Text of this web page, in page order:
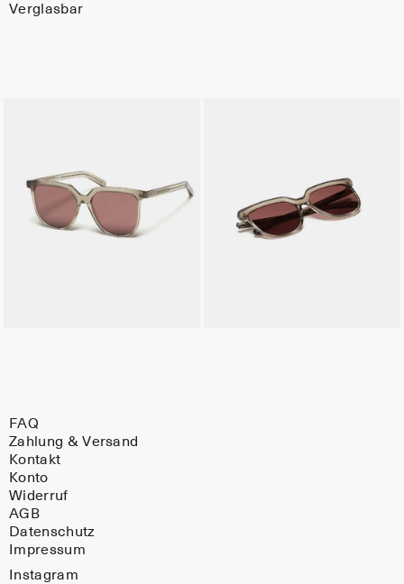
Verglasbar
FAQ
Zahlung & Versand
Kontakt
Konto
Widerruf
AGB
Datenschutz
Impressum
Instagram